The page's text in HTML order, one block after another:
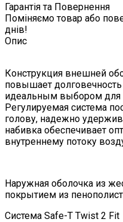
Гарантія та Повернення
Поміняємо товар або
днів!
Опис
Конструкция внешней
повышает
идеальным выбором для
Регулируемая система
голову, надежно
набивка обеспечивает
внутреннему потоку
Наружная оболочка из
покрытием из
Система Safe-T Twist 2 Fit